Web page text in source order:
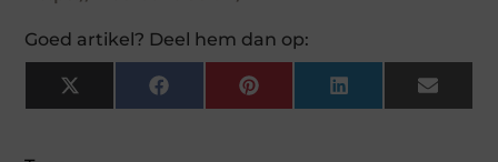
Goed artikel? Deel hem dan op:
X
(Twitter)
FacebookPinterestLinkedInEmail